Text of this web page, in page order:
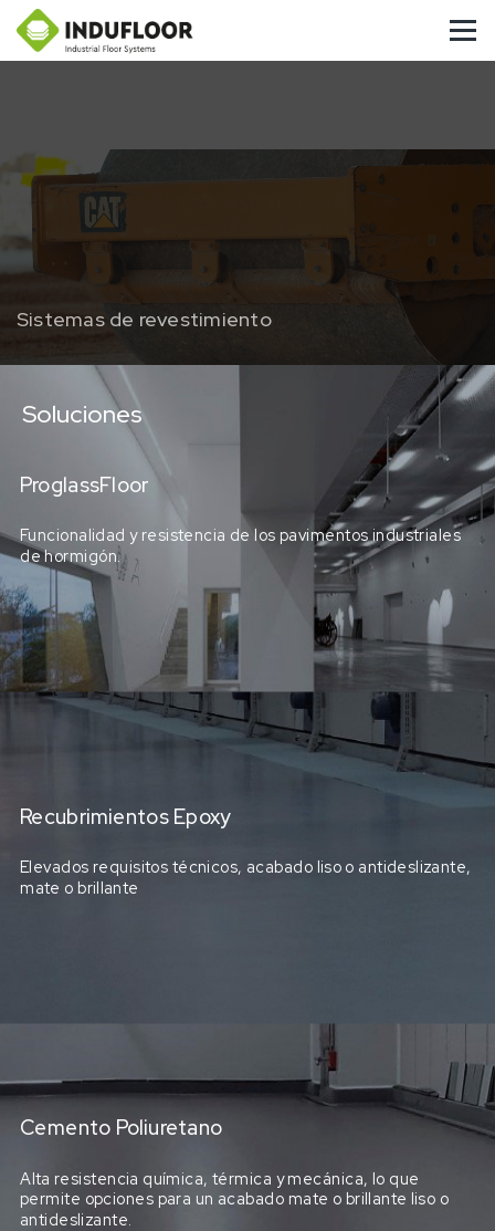
Sistemas de revestimiento
Soluciones
ProglassFloor
Funcionalidad y resistencia de los pavimentos industriales
de hormigón.
Recubrimientos Epoxy
Elevados requisitos técnicos, acabado liso o antideslizante,
mate o brillante
Cemento Poliuretano
Alta resistencia química, térmica y mecánica, lo que
permite opciones para un acabado mate o brillante liso o
antideslizante.